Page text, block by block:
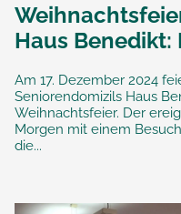
Haus Benedikt:
Am 17. Dezember 2024
Seniorendomizils Haus
Weihnachtsfeier. Der
Morgen mit einem
die...